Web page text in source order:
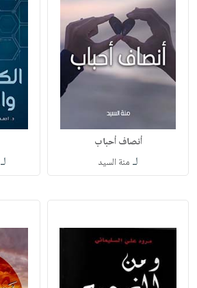
أنصاف أحباب
لـ منة السيد لـ